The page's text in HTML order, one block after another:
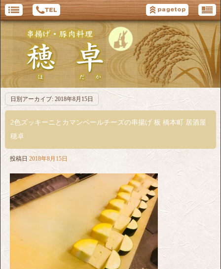
日別アーカイブ: 2018年8月15日
2色ズッキーニとカマンベールチーズの串揚げ 板 橋本町 居酒屋
穂卓
投稿日 2018年8月15日